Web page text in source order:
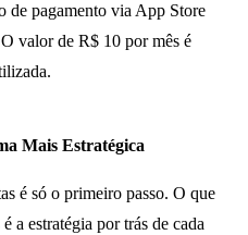
de pagamento via App Store
valor de R$ 10 por mês é
Mais Estratégica
é só o primeiro passo. O que
a estratégia por trás de cada